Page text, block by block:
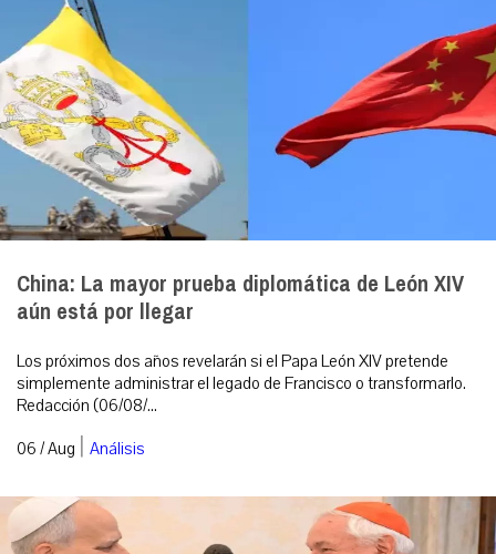
China: La mayor prueba diplomática de León XIV
aún está por llegar
Los próximos dos años revelarán si el Papa León XIV pretende
simplemente administrar el legado de Francisco o transformarlo.
Redacción (06/08/...
06 / Aug | Análisis